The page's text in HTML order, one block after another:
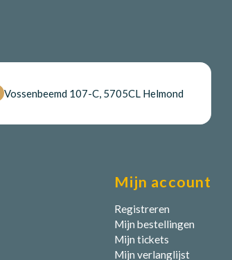
Vossenbeemd 107-C, 5705CL Helmond
Mijn account
Registreren
Mijn bestellingen
Mijn tickets
Mijn verlanglijst